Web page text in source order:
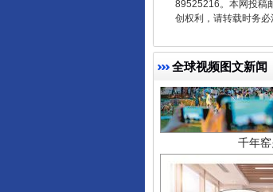
89525216。本网投稿
创权利，请转载时务必
全球视频图文新闻
千年